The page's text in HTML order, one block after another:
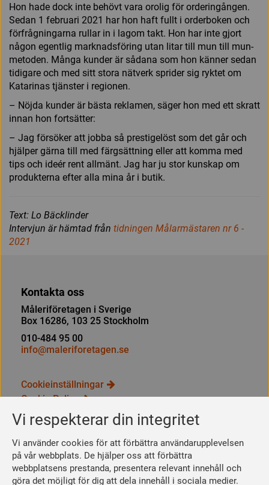
Vi respekterar din integritet
Vi använder cookies för att förbättra användarupplevelsen
på vår webbplats. De hjälper oss att förbättra
webbplatsens prestanda, presentera relevant innehåll och
göra det möjligt för dig att dela innehåll i sociala medier.
Hon hade dock inte behövt vara orolig för orderingången.
Sedan 1 februari 2021 har hon haft fullt i orderboken och
förfrågningarna rullar in i lagom takt. Hon har inte gjort
någon egentlig marknadsföring utan litar till mun till mun-
metoden. Många kunder är sådana som hon känner sedan
tidigare och med sitt stora nätverk sprider sig ryktet om
Katarinas tjänster i regionen.
– Nöjda kunder är bästa reklamen, säger hon med ett skratt
innan hon fortsätter:
– Jag försöker att jobba så prestigelöst som det går och
hjälper gärna till med färgsättning eller att komma med
tips och ideér rent allmänt. Jag har ju stor kunskap om
produkterna efter alla mina år i butik.
Text: Lo Bäcklinder
Intervjun är hämtad från tidningen Målarmästaren nr 6 -
2021
Kontakta oss
Måleriföretagen i Sverige
Box 16286, 103 25 Stockholm
010-484 95 00
info@maleriforetagen.se
Cookieinställningar
Cookie Policy
Integritetspolicy
Bli medlem
Så här blir du medlem
Se dina förmåner